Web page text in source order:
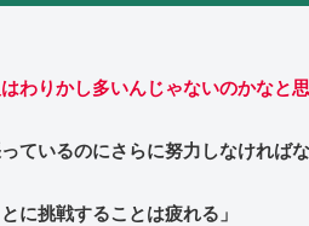
わりかし多いんじゃないのかなと
っているのにさらに努力しなければ
に挑戦することは疲れる」